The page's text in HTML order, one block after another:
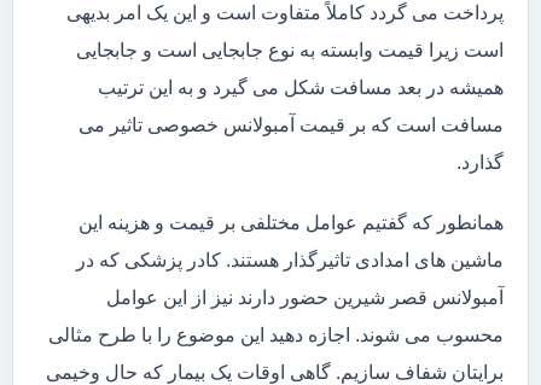
پرداخت می گردد کاملاً متفاوت است و این یک امر بدیهی
است زیرا قیمت وابسته به نوع جابجایی است و جابجایی
همیشه در بعد مسافت شکل می گیرد و به این ترتیب
مسافت است که بر قیمت آمبولانس خصوصی تاثیر می
گذارد.
همانطور که گفتیم عوامل مختلفی بر قیمت و هزینه این
ماشین های امدادی تاثیرگذار هستند. کادر پزشکی که در
آمبولانس قصر شیرین حضور دارند نیز از این عوامل
محسوب می شوند. اجازه دهید این موضوع را با طرح مثالی
برایتان شفاف سازیم. گاهی اوقات یک بیمار که حال وخیمی